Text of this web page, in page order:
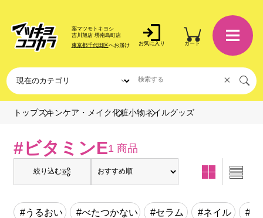
薬マツモトキヨシ
吉川旭店 堺南島町店
東京都千代田区へお届け お気に入り カート
×
トップスキンケア・メイク化粧小物ネイルグッズ
#ビタミンE1 商品
絞り込む
#うるおい #べたつかない #セラム #ネイル #ビ